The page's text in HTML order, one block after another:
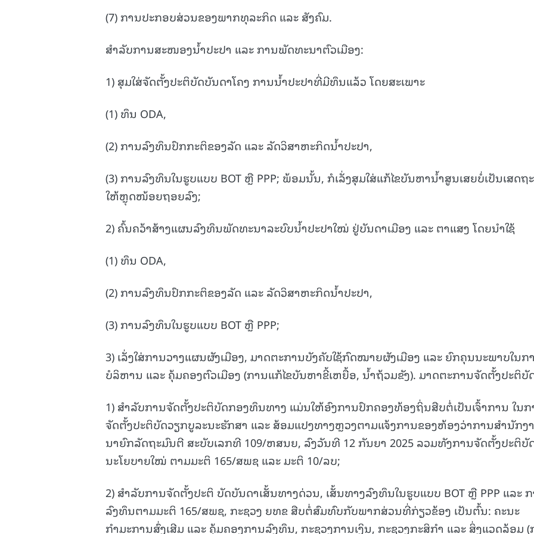
(7) ການປະກອບສ່ວນຂອງພາກທຸລະກິດ ແລະ ສັງຄົມ.
ສຳລັບການສະໜອງນໍ້າປະປາ ແລະ ການພັດທະນາຕົວເມືອງ:
1) ສຸມໃສ່ຈັດຕັ້ງປະຕິບັດບັນດາໂຄງ ການນໍ້າປະປາທີ່ມີທຶນແລ້ວ ໂດຍສະເພາະ
(1) ທຶນ ODA,
(2) ການລົງທຶນປົກກະຕິຂອງລັດ ແລະ ລັດວິສາຫະກິດນໍ້າປະປາ,
(3) ການລົງທຶນໃນຮູບແບບ BOT ຫຼື PPP; ພ້ອມນັ້ນ, ກໍເລັ່ງສຸມໃສ່ແກ້ໄຂບັນຫານໍ້າສູນເສຍບໍ່ເປັນເສດຖ
ໃຫ້ຫຼຸດໜ້ອຍຖອຍລົງ;
2) ຄົ້ນຄວ້າສ້າງແຜນລົງທຶນພັດທະນາລະບົບນໍ້າປະປາໃໝ່ ຢູ່ບັນດາເມືອງ ແລະ ຕາແສງ ໂດຍນໍາໃຊ້
(1) ທຶນ ODA,
(2) ການລົງທຶນປົກກະຕິຂອງລັດ ແລະ ລັດວິສາຫະກິດນໍ້າປະປາ,
(3) ການລົງທຶນໃນຮູບແບບ BOT ຫຼື PPP;
3) ເລັ່ງໃສ່ການວາງແຜນຜັງເມືອງ, ມາດຕະການບັງຄັບໃຊ້ກົດໝາຍຜັງເມືອງ ແລະ ຍົກຄຸນນະພາບໃນກ
ບໍລິຫານ ແລະ ຄຸ້ມຄອງຕົວເມືອງ (ການແກ້ໄຂບັນຫາຂີ້ເຫຍື້ອ, ນໍ້າຖ້ວມຂັງ). ມາດຕະການຈັດຕັ້ງປະຕິບັ
1) ສໍາລັບການຈັດຕັ້ງປະຕິບັດກອງທຶນທາງ ແມ່ນໃຫ້ອົງການປົກຄອງທ້ອງຖິ່ນສືບຕໍ່ເປັນເຈົ້າການ ໃນ
ຈັດຕັ້ງປະຕິບັດວຽກບູລະນະຮັກສາ ແລະ ສ້ອມແປງທາງຫຼວງຕາມແຈ້ງການຂອງຫ້ອງວ່າການສໍານັກງ
ນາຍົກລັດຖະມົນຕີ ສະບັບເລກທີ 109/ຫສນຍ, ລົງວັນທີ 12 ກັນຍາ 2025 ລວມທັງການຈັດຕັ້ງປະຕິບັ
ນະໂຍບາຍໃໝ່ ຕາມມະຕິ 165/ສພຊ ແລະ ມະຕິ 10/ລບ;
2) ສໍາລັບການຈັດຕັ້ງປະຕິ ບັດບັນດາເສັ້ນທາງດ່ວນ, ເສັ້ນທາງລົງທຶນໃນຮູບແບບ BOT ຫຼື PPP ແລະ
ລົງທຶນຕາມມະຕິ 165/ສພຊ, ກະຊວງ ຍທຂ ສືບຕໍ່ສົມທົບກັບພາກສ່ວນທີ່ກ່ຽວຂ້ອງ ເປັນຕົ້ນ: ຄະນະ
ກຳມະການສົ່ງເສີມ ແລະ ຄຸ້ມຄອງການລົງທຶນ, ກະຊວງການເງິນ, ກະຊວງກະສິກຳ ແລະ ສິ່ງແວດລ້ອມ (